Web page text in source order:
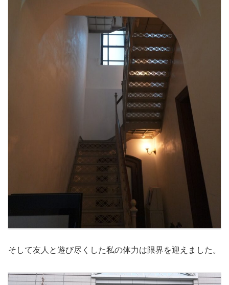
そして友人と遊び尽くした私の体力は限界を迎えました。